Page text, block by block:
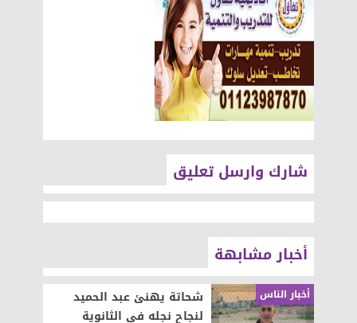
شارك وارسل تعليق
أخبار مشابهة
أخبار الناس
شحاتة يهنئ عبد الحميد
لنجاح نجله فى الثانوية